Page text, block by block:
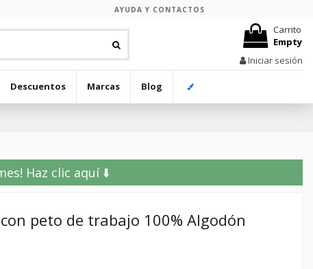
AYUDA Y CONTACTOS
Carrito
Empty
Iniciar sesión
Descuentos Marcas Blog
Haz clic aquí ⬇️
peto de trabajo 100% Algodón